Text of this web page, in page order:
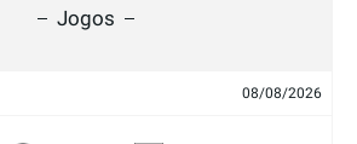
Jogos
08/08/2026